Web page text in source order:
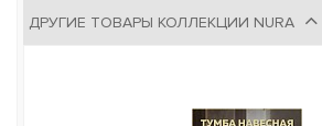
ДРУГИЕ ТОВАРЫ КОЛЛЕКЦИИ NURA